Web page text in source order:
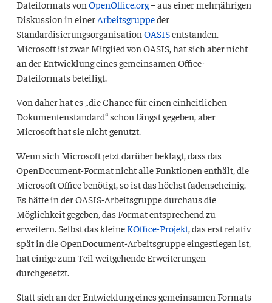
Dateiformats von OpenOffice.org– aus einer mehrjährigen
Diskussion in einer Arbeitsgruppeder
Standardisierungsorganisation OASISentstanden.
Microsoft ist zwar Mitglied von OASIS, hat sich aber nicht
an der Entwicklung eines gemeinsamen Office-
Dateiformats beteiligt.
Von daher hat es „die Chance für einen einheitlichen
Dokumentenstandard“ schon längst gegeben, aber
Microsoft hat sie nicht genutzt.
Wenn sich Microsoft jetzt darüber beklagt, dass das
OpenDocument-Format nicht alle Funktionen enthält, die
Microsoft Office benötigt, so ist das höchst fadenscheinig.
Es hätte in derOASIS-Arbeitsgruppe durchaus die
Möglichkeit gegeben, das Format entsprechend zu
erweitern. Selbst das kleine KOffice-Projekt, das erst relativ
spät in die OpenDocument-Arbeitsgruppe eingestiegen ist,
hat einige zum Teil weitgehende Erweiterungen
durchgesetzt.
Statt sich an der Entwicklung eines gemeinsamen Formats